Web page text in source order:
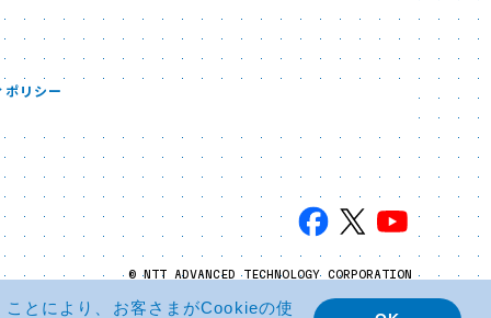
ポリシー
© NTT ADVANCED TECHNOLOGY CORPORATION
とにより、お客さまがCookieの使